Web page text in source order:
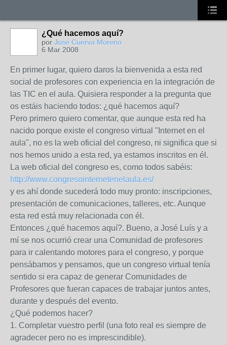
¿Qué hacemos aquí?
por José Cuerva Moreno
6 Mar 2008
En primer lugar, quiero daros la bienvenida a esta red
social de profesores con experiencia en la integración de
las TIC en el aula. Quisiera responder a la pregunta que
os estáis haciendo todos: ¿qué hacemos aquí?
Pero primero quiero comentar, que aunque esta red ha
nacido porque existe el congreso virtual "Internet en el
aula", no es la web oficial del congreso, ni significa que si
nos hemos unido a esta red, ya estamos inscritos en él.
La web oficial del congreso es, como todos sabéis:
http://www.congresointernetenelaula.es/
y es ahí donde sucederá todo muy pronto: inscripciones,
presentación de comunicaciones, talleres, etc. Aunque
esta red está muy relacionada con él.
Entonces ¿qué hacemos aquí?. Bueno, a José Luís y a
mí se nos ocurrió crear una Comunidad de profesores
para ir calentando motores para el congreso, y porque
pensábamos y pensamos, que un congreso virtual tenía
sentido si era capaz de generar Comunidades de
Profesores que fueran capaces de trabajar juntos antes,
durante y después del evento.
¿Qué podemos hacer?
1. Completar vuestro perfil (una foto real es siempre de
agradecer pero no es imprescindible).